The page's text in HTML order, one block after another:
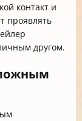
контакт и
проявлять
другом.